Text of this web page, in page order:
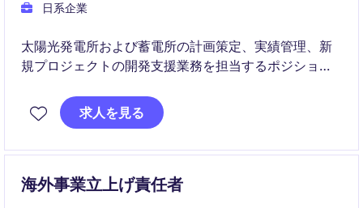
日系企業
太陽光発電所および蓄電所の計画策定、実績管理、新
規プロジェクトの開発支援業務を担当するポジション
おける重要な役割を果たします。
求人を見る
海外事業立上げ責任者